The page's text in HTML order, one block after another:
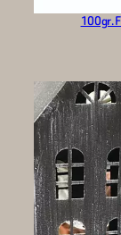
100gr.